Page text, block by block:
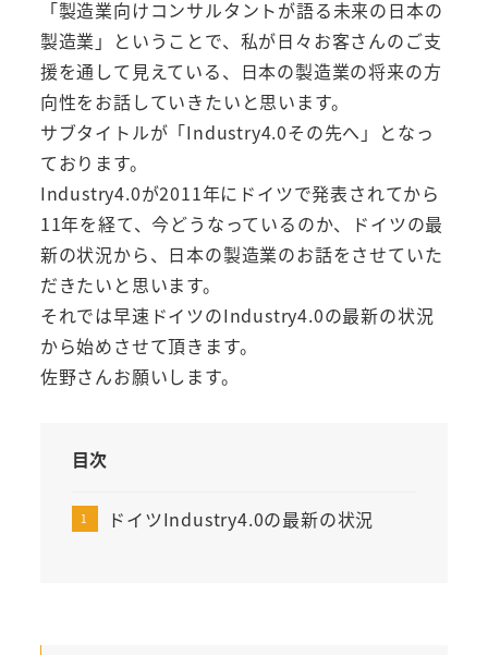
「製造業向けコンサルタントが語る未来の日本の
製造業」ということで、私が日々お客さんのご支
援を通して見えている、日本の製造業の将来の方
向性をお話していきたいと思います。
サブタイトルが「Industry4.0その先へ」となっ
ております。
Industry4.0が2011年にドイツで発表されてから
11年を経て、今どうなっているのか、ドイツの最
新の状況から、日本の製造業のお話をさせていた
だきたいと思います。
それでは早速ドイツのIndustry4.0の最新の状況
から始めさせて頂きます。
佐野さんお願いします。
目次
ドイツIndustry4.0の最新の状況